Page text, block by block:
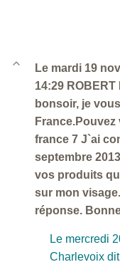
B
Le mardi 19
14:29
bonsoir, je
france 7 J`ai
septembre
vos produits
sur mon
réponse.
Le mercredi
Charlevoix